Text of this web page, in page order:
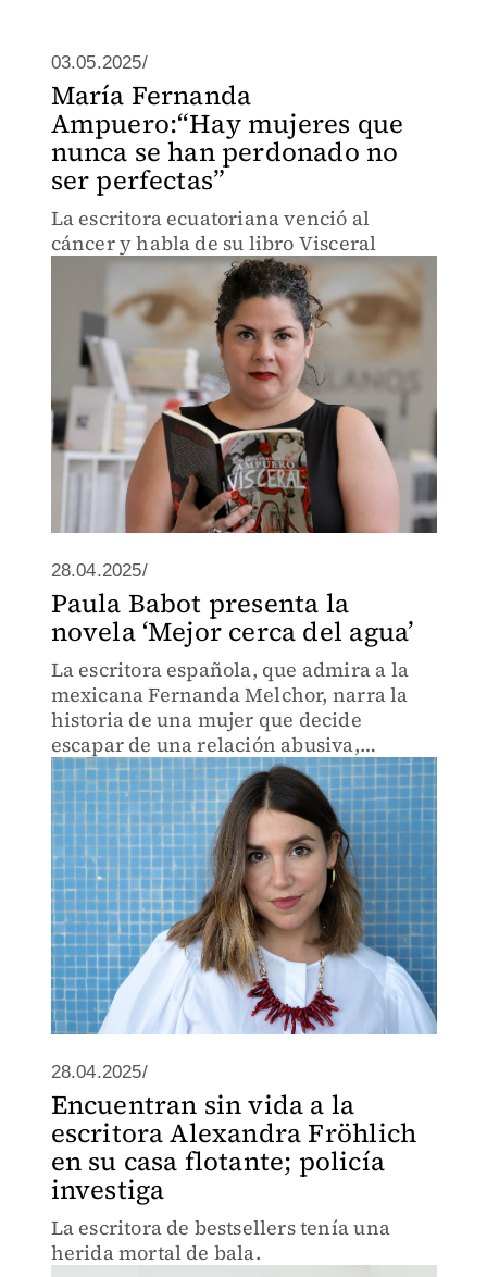
03.05.2025/
María Fernanda
Ampuero:“Hay mujeres que
nunca se han perdonado no
ser perfectas”
La escritora ecuatoriana venció al
cáncer y habla de su libro Visceral
28.04.2025/
Paula Babot presenta la
novela ‘Mejor cerca del agua’
La escritora española, que admira a la
mexicana Fernanda Melchor, narra la
historia de una mujer que decide
escapar de una relación abusiva,
situación por la que ella misma pasó.
28.04.2025/
Encuentran sin vida a la
escritora Alexandra Fröhlich
en su casa flotante; policía
investiga
La escritora de bestsellers tenía una
herida mortal de bala.